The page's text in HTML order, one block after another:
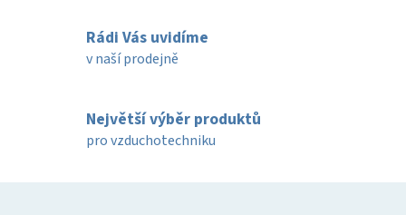
í
k
y
Rádi Vás uvidíme
v naší prodejně
Největší výběr produktů
pro vzduchotechniku